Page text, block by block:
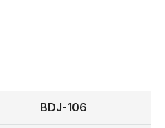
BDJ-106